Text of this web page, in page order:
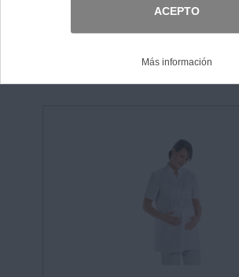
Nº de elementos: